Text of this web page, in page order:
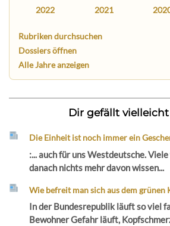
2022 2021
Rubriken durchsuchen
Dossiers öffnen
Alle Jahre anzeigen
Dir gefällt
Die Einheit ist noch immer ein
:... auch für uns Westdeutsche.
danach nichts mehr davon wissen...
Wie befreit man sich aus dem grünen
In der Bundesrepublik läuft so viel
Bewohner Gefahr läuft,